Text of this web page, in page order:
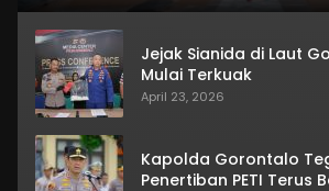
Jejak Sianida di Laut
Mulai Terkuak
April 23, 2026
Kapolda Gorontalo
Penertiban PETI Terus